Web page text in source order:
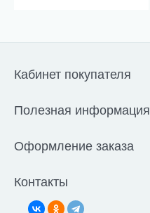
Кабинет покупателя
Полезная информация
Оформление заказа
Контакты